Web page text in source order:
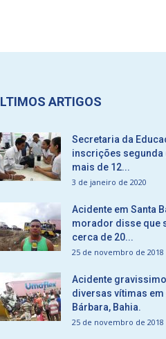
ARTIGOS
Secretaria da
inscrições segunda
mais de 12...
3 de janeiro de 2020
Acidente em Santa
morador disse que
cerca de 20...
25 de novembro de 2018
Acidente
diversas vítimas em
Bárbara, Bahia.
25 de novembro de 2018